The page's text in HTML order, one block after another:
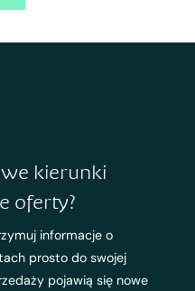
kierunki
oferty?
informacje o
prosto do swojej
pojawią się nowe